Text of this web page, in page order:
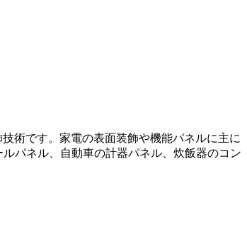
術です。家電の表面装飾や機能パネルに主に
パネル、自動車の計器パネル、炊飯器のコン